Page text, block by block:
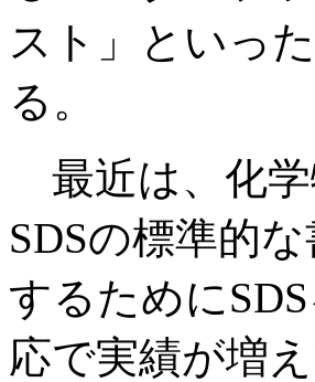
スト」といっ
る。
最近は、化学
SDSの標準的
するために
応で実績が増